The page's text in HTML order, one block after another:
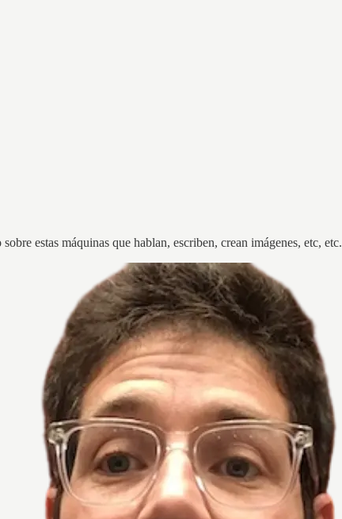
tomando un café?
estas máquinas que hablan, escriben, crean imágenes, etc, etc.